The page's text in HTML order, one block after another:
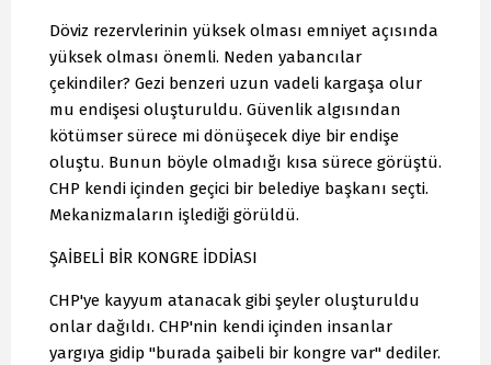
Döviz rezervlerinin yüksek olması emniyet açısında
yüksek olması önemli. Neden yabancılar
çekindiler? Gezi benzeri uzun vadeli kargaşa olur
mu endişesi oluşturuldu. Güvenlik algısından
kötümser sürece mi dönüşecek diye bir endişe
oluştu. Bunun böyle olmadığı kısa sürece görüştü.
CHP kendi içinden geçici bir belediye başkanı seçti.
Mekanizmaların işlediği görüldü.
ŞAİBELİ BİR KONGRE İDDİASI
CHP'ye kayyum atanacak gibi şeyler oluşturuldu
onlar dağıldı. CHP'nin kendi içinden insanlar
yargıya gidip "burada şaibeli bir kongre var" dediler.